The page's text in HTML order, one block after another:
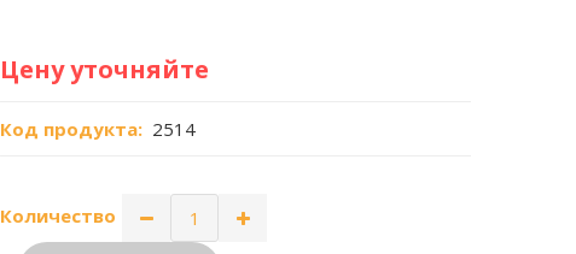
Цену уточняйте
Код продукта: 2514
Количество